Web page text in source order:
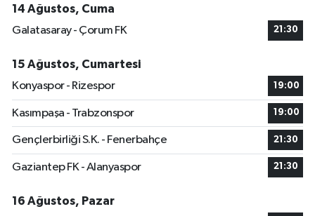
14 Ağustos, Cuma
Galatasaray - Çorum FK
21:30
15 Ağustos, Cumartesi
Konyaspor - Rizespor
19:00
Kasımpaşa - Trabzonspor 19:00
Gençlerbirliği S.K. - Fenerbahçe 21:30
Gaziantep FK - Alanyaspor 21:30
16 Ağustos, Pazar